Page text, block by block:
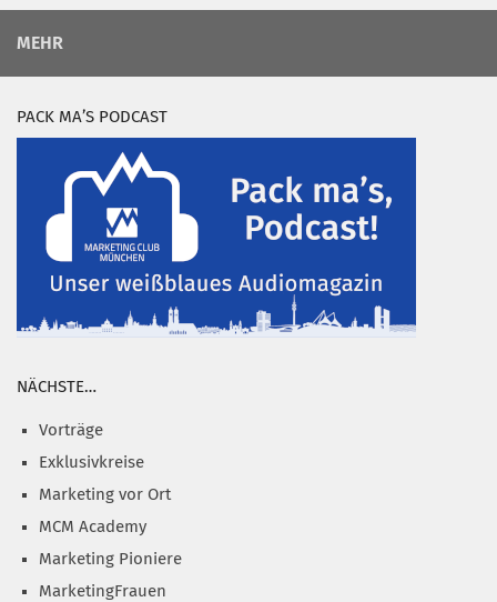
MEHR
PACK MA’S PODCAST
NÄCHSTE…
Vorträge
Exklusivkreise
Marketing vor Ort
MCM Academy
Marketing Pioniere
MarketingFrauen